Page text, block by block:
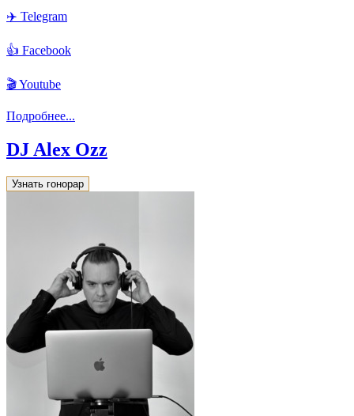
✈️ Telegram
👍 Facebook
🎬 Youtube
Подробнее...
DJ Alex Ozz
Узнать гонорар